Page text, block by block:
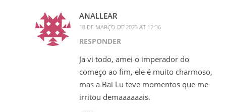
ANALLEAR
18 DE MARÇO DE 2023 AT 12:36
RESPONDER
Ja vi todo, amei o imperador do
começo ao fim, ele é muito charmoso,
mas a Bai Lu teve momentos que me
irritou demaaaaaais.